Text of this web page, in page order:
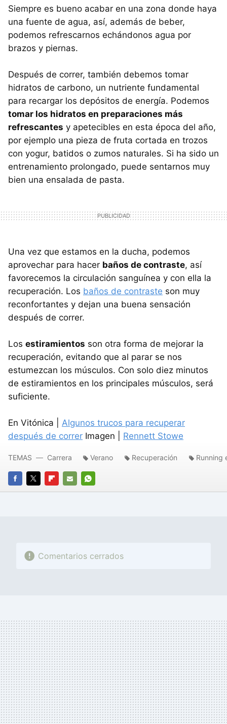
Siempre es bueno acabar en una zona donde haya
una fuente de agua, así, además de beber,
podemos refrescarnos echándonos agua por
brazos y piernas.
Después de correr, también debemos tomar
hidratos de carbono, un nutriente fundamental
para recargar los depósitos de energía. Podemos
tomar los hidratos en preparaciones más
refrescantes y apetecibles en esta época del año,
por ejemplo una pieza de fruta cortada en trozos
con yogur, batidos o zumos naturales. Si ha sido un
entrenamiento prolongado, puede sentarnos muy
bien una ensalada de pasta.
Una vez que estamos en la ducha, podemos
aprovechar para hacer baños de contraste, así
favorecemos la circulación sanguínea y con ella la
recuperación. Los baños de contraste son muy
reconfortantes y dejan una buena sensación
después de correr.
Los estiramientos son otra forma de mejorar la
recuperación, evitando que al parar se nos
estumezcan los músculos. Con solo diez minutos
de estiramientos en los principales músculos, será
suficiente.
En Vitónica | Algunos trucos para recuperar
después de correr Imagen | Rennett Stowe
FACEBOOK
TWITTERFLIPBOARD
E-
WHATSAPP
TEMAS Carrera Verano Recuperación Running
Comentarios cerrados